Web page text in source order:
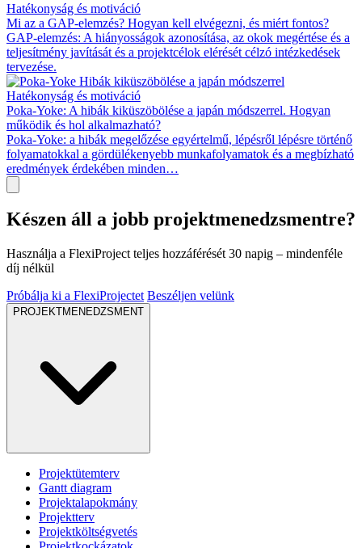
Hatékonyság és motiváció
Mi az a GAP-elemzés? Hogyan kell elvégezni, és miért fontos?
GAP-elemzés: A hiányosságok azonosítása, az okok megértése és a
teljesítmény javítását és a projektcélok elérését célzó intézkedések
tervezése.
Hatékonyság és motiváció
Poka-Yoke: A hibák kiküszöbölése a japán módszerrel. Hogyan
működik és hol alkalmazható?
Poka-Yoke: a hibák megelőzése egyértelmű, lépésről lépésre történő
folyamatokkal a gördülékenyebb munkafolyamatok és a megbízható
eredmények érdekében minden…
Készen áll a jobb projektmenedzsmentre?
Használja a FlexiProject teljes hozzáférését 30 napig – mindenféle
díj nélkül
Próbálja ki a FlexiProjectet Beszéljen velünk
PROJEKTMENEDZSMENT
Projektütemterv
Gantt diagram
Projektalapokmány
Projektterv
Projektköltségvetés